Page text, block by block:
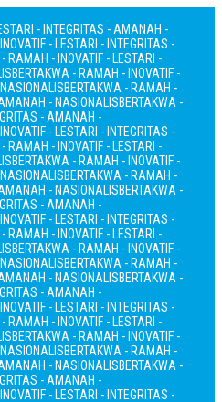
- INTEGRITAS - AMANAH -
- LESTARI - INTEGRITAS -
- RAMAH - INOVATIF - LESTARI -
BERTAKWA - RAMAH - INOVATIF -
BERTAKWA - RAMAH -
- NASIONALISBERTAKWA -
- AMANAH -
- LESTARI - INTEGRITAS -
- RAMAH - INOVATIF - LESTARI -
BERTAKWA - RAMAH - INOVATIF -
BERTAKWA - RAMAH -
- NASIONALISBERTAKWA -
- AMANAH -
- LESTARI - INTEGRITAS -
- RAMAH - INOVATIF - LESTARI -
BERTAKWA - RAMAH - INOVATIF -
BERTAKWA - RAMAH -
- NASIONALISBERTAKWA -
- AMANAH -
- LESTARI - INTEGRITAS -
- RAMAH - INOVATIF - LESTARI -
BERTAKWA - RAMAH - INOVATIF -
BERTAKWA - RAMAH -
- NASIONALISBERTAKWA -
- AMANAH -
- LESTARI - INTEGRITAS -